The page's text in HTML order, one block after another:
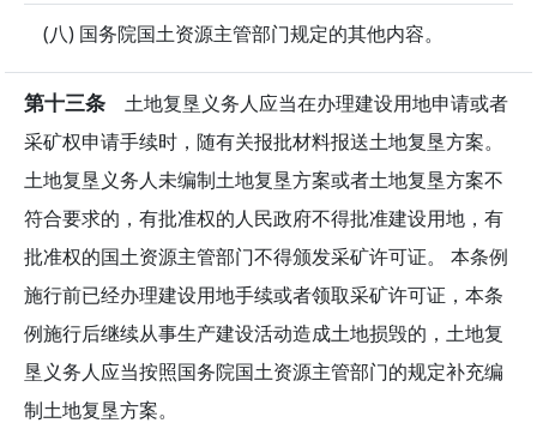
(八) 国务院国土资源主管部门规定的其他内容。
第十三条 土地复垦义务人应当在办理建设用地申请或者
采矿权申请手续时，随有关报批材料报送土地复垦方案。
土地复垦义务人未编制土地复垦方案或者土地复垦方案不
符合要求的，有批准权的人民政府不得批准建设用地，有
批准权的国土资源主管部门不得颁发采矿许可证。 本条例
施行前已经办理建设用地手续或者领取采矿许可证，本条
例施行后继续从事生产建设活动造成土地损毁的，土地复
垦义务人应当按照国务院国土资源主管部门的规定补充编
制土地复垦方案。